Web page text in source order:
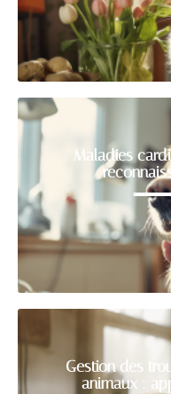
Maladies
Gestion des
animaux :